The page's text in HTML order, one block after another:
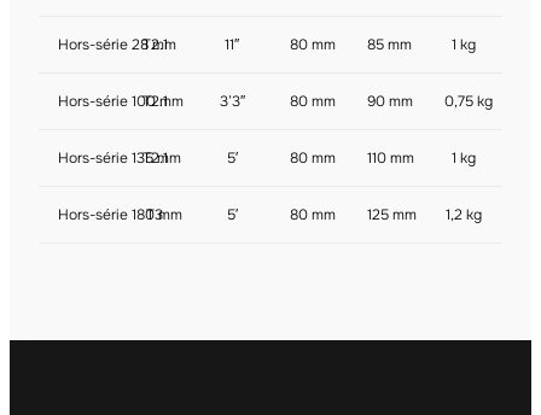
Hors-série 28 mm
T2.1 11″ 80 mm 85 mm 1 kg
Hors-série 100 mm
T2.1 3’3″ 80 mm 90 mm 0,75 kg
Hors-série 135 mm
T2.1 5′ 80 mm 110 mm 1 kg
Hors-série 180 mm
T3 5′ 80 mm 125 mm 1,2 kg